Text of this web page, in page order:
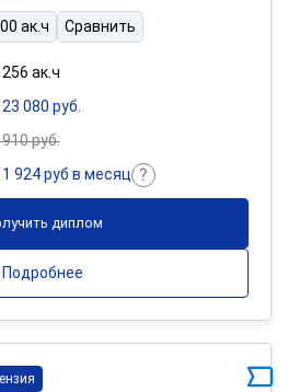
ак.ч Сравнить
ак.ч
080 руб.
руб.
924 руб в месяц
диплом
Подробнее